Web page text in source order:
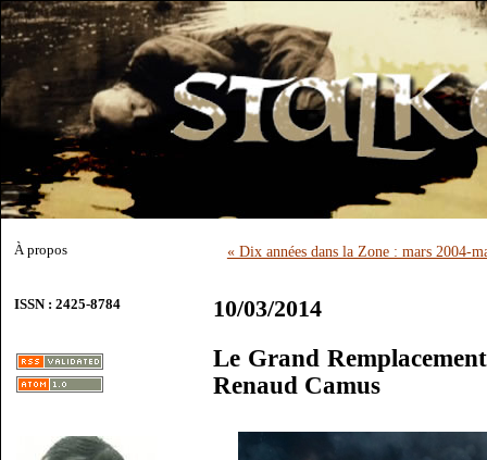
À propos
ISSN : 2425-8784
« Dix années dans la Zone : mars 2004-
10/03/2014
Le Grand
Renaud Camus